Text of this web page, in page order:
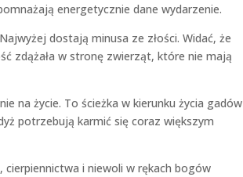
energetycznie dane wydarzenie.
dostają minusa ze złości. Widać, że
zdążała w stronę zwierząt, które nie mają
na życie. To ścieżka w kierunku życia gadów
potrzebują karmić się coraz większym
i niewoli w rękach bogów